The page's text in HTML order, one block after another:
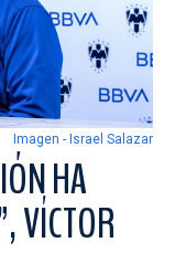
Imagen - Israel Salazar
HA
VÍCTOR